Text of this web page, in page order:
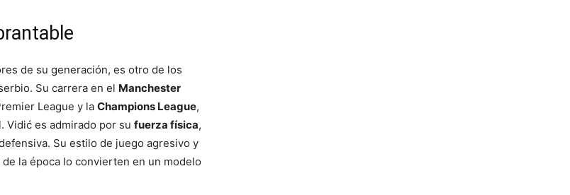
de su generación, es otro de los
Su carrera en el Manchester
League y la Champions League,
Vidić es admirado por su fuerza física,
Su estilo de juego agresivo y
la época lo convierten en un modelo